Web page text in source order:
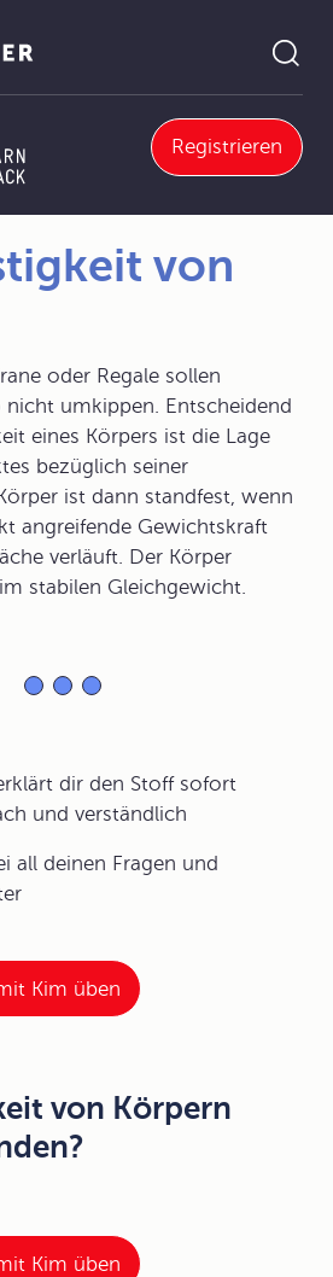
Registrieren
Standfestigkeit von Körpern
von
oder Regale sollen
nicht umkippen. Entscheidend
eines Körpers ist die Lage
bezüglich seiner
ist dann standfest, wenn
angreifende Gewichtskraft
verläuft. Der Körper
stabilen Gleichgewicht.
dir den Stoff sofort
und verständlich
all deinen Fragen und
Kim üben
von Körpern
Kim üben